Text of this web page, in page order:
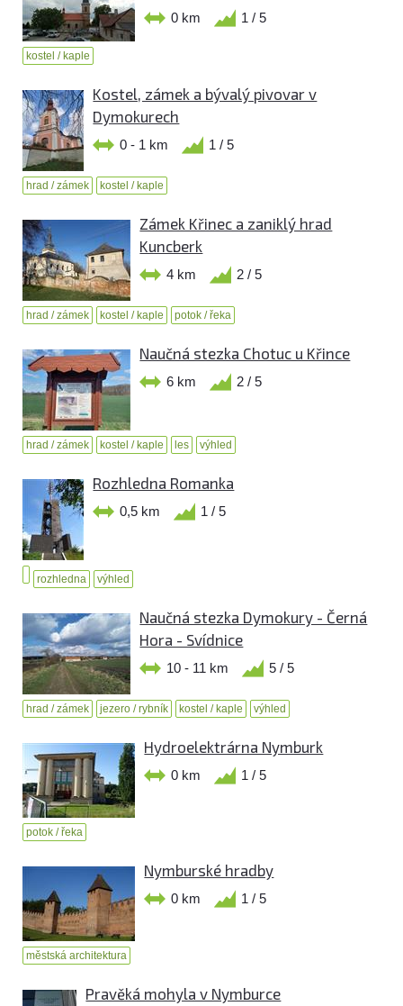
0 km 1 / 5
kostel / kaple
Kostel, zámek a bývalý pivovar v
Dymokurech
0 - 1 km 1 / 5
hrad / zámek kostel / kaple
Zámek Křinec a zaniklý hrad
Kuncberk
4 km 2 / 5
hrad / zámek kostel / kaple potok / řeka
Naučná stezka Chotuc u Křince
6 km 2 / 5
hrad / zámek kostel / kaple les výhled
Rozhledna Romanka
0,5 km 1 / 5
rozhledna výhled
Naučná stezka Dymokury - Černá
Hora - Svídnice
10 - 11 km 5 / 5
hrad / zámek jezero / rybník kostel / kaple výhled
Hydroelektrárna Nymburk
0 km 1 / 5
potok / řeka
Nymburské hradby
0 km 1 / 5
městská architektura
Pravěká mohyla v Nymburce